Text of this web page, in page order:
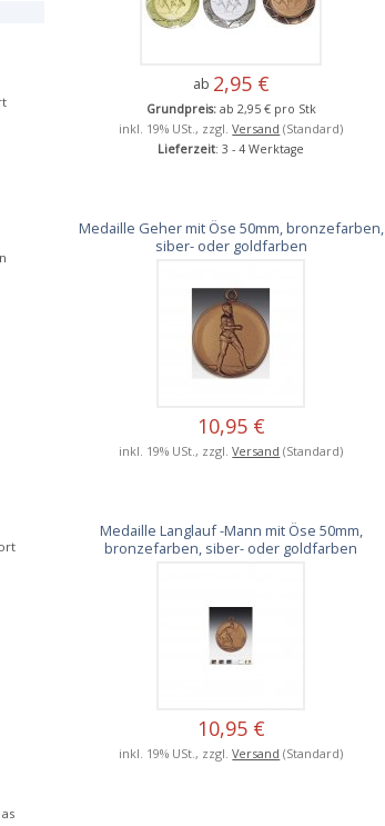
ab 2,95 €
Grundpreis: ab 2,95 € pro Stk
inkl. 19% USt., zzgl.Versand (Standard)
Lieferzeit: 3 - 4 Werktage
Medaille Geher mit Öse 50mm, bronzefarben,
siber- oder goldfarben
10,95 €
inkl. 19% USt., zzgl.Versand (Standard)
Medaille Langlauf -Mann mit Öse 50mm,
bronzefarben, siber- oder goldfarben
10,95 €
inkl. 19% USt., zzgl.Versand (Standard)